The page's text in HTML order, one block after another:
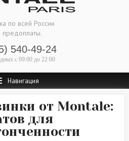
по всей России
предоплаты.
540-49-24
с 09:00 до 22:00
Навигация
от Montale:
для